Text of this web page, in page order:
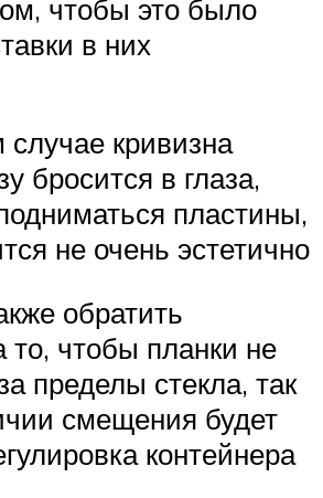
чтобы это было
в них
кривизна
бросится в глаза,
пластины,
не очень эстетично
обратить
то, чтобы планки не
пределы стекла, так
смещения будет
контейнера